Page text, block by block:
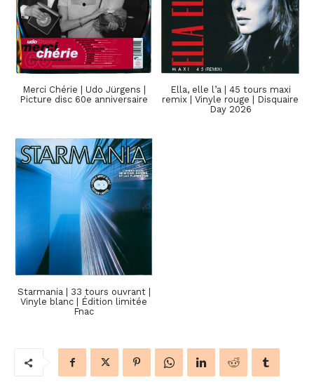
Merci Chérie | Udo Jürgens |
Picture disc 60e anniversaire
Ella, elle l’a | 45 tours maxi
remix | Vinyle rouge | Disquaire
Day 2026
Starmania | 33 tours ouvrant |
Vinyle blanc | Édition limitée
Fnac